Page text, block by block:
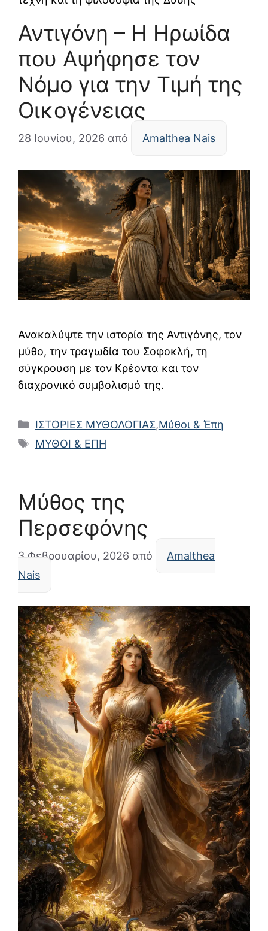
Αντιγόνη – Η Ηρωίδα
που Αψήφησε τον
Νόμο για την Τιμή της
Οικογένειας
28 Ιουνίου, 2026 από Amalthea Nais
Ανακαλύψτε την ιστορία της Αντιγόνης, τον
μύθο, την τραγωδία του Σοφοκλή, τη
σύγκρουση με τον Κρέοντα και τον
διαχρονικό συμβολισμό της.
Κατηγορίες
ΙΣΤΟΡΙΕΣ ΜΥΘΟΛΟΓΙΑΣ,Μύθοι & Έπη
Ετικέτες
ΜΥΘΟΙ & ΕΠΗ
Μύθος της
Περσεφόνης
3 Φεβρουαρίου, 2026 από
Amalthea
Nais